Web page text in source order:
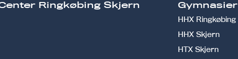
Ringkøbing Skjern
Gymnasier
HHX Ringkøbing
HHX Skjern
HTX Skjern